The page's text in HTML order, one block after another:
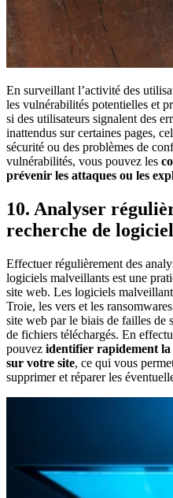
En surveillant l’activité des
les vulnérabilités potentielles et
si des utilisateurs signalent des
inattendus sur certaines pages,
sécurité ou des problèmes de
vulnérabilités, vous pouvez les
prévenir les attaques ou les
10. Analyser
recherche de
Effectuer régulièrement des
logiciels malveillants est une
site web. Les logiciels
Troie, les vers et les
site web par le biais de failles de
de fichiers téléchargés. En
pouvez identifier rapidement la
sur votre site, ce qui vous
supprimer et réparer les